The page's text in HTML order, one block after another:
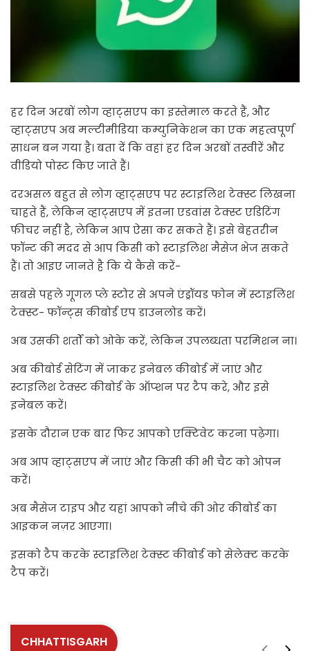
हर दिन अरबों लोग व्हाट्सएप का इस्तेमाल करते हैं, और
व्हाट्सएप अब मल्टीमीडिया कम्युनिकेशन का एक महत्वपूर्ण
साधन बन गया है। बता दें कि वहां हर दिन अरबों तस्वीरें और
वीडियो पोस्ट किए जाते हैं।
दरअसल बहुत से लोग व्हाट्सएप पर स्टाइलिश टेक्स्ट लिखना
चाहते हैं, लेकिन व्हाट्सएप में इतना एडवांस टेक्स्ट एडिटिंग
फीचर नहीं है, लेकिन आप ऐसा कर सकते हैं। इसे बेहतरीन
फॉन्ट की मदद से आप किसी को स्टाइलिश मैसेज भेज सकते
हैं। तो आइए जानते है कि ये कैसे करें-
सबसे पहले गूगल प्ले स्टोर से अपने एंड्रॉयड फोन में स्टाइलिश
टेक्स्ट- फॉन्ट्स कीबोर्ड एप डाउनलोड करें।
अब उसकी शर्तों को ओके करें, लेकिन उपलब्धता परमिशन ना।
अब कीबोर्ड सेटिंग में जाकर इनेबल कीबोर्ड में जाएं और
स्टाइलिश टेक्स्ट कीबोर्ड के ऑप्शन पर टैप करे, और इसे
इनेबल करें।
इसके दौरान एक बार फिर आपको एक्टिवेट करना पढ़ेगा।
अब आप व्हाट्सएप में जाएं और किसी की भी चैट को ओपन
करें।
अब मैसेज टाइप और यहां आपको नीचे की ओर कीबोर्ड का
आइकन नज़र आएगा।
इसको टैप करके स्टाइलिश टेक्स्ट कीबोर्ड को सेलेक्ट करके
टैप करें।
CHHATTISGARH